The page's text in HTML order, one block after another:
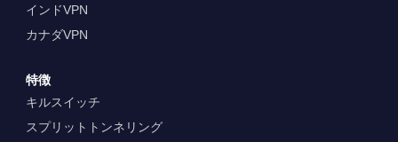
インドVPN
カナダVPN
特徴
キルスイッチ
スプリットトンネリング